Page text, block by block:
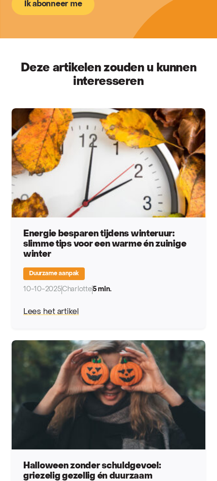
Ik abonneer me
Deze artikelen zouden u kunnen
interesseren
Energie besparen tijdens winteruur:
slimme tips voor een warme én zuinige
winter
Duurzame aanpak
10-10-2025Charlotte5 min.
Lees het artikel
Halloween zonder schuldgevoel:
griezelig gezellig én duurzaam